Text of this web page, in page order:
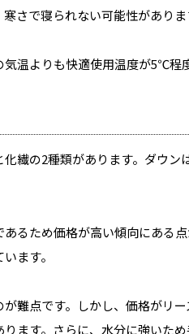
さで寝られない可能性がありま
温よりも快適使用温度が5℃程
繊の2種類があります。ダウン
るため価格が高い傾向にある
ます。
難点です。しかし、価格がリ
ます。さらに、水分に強いた